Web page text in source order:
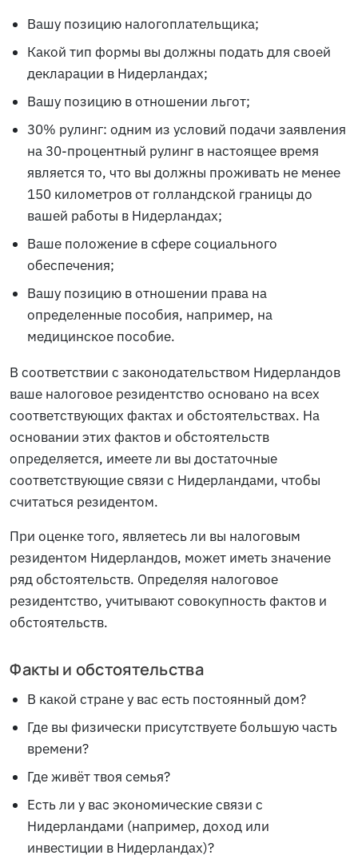
Вашу позицию налогоплательщика;
Какой тип формы вы должны подать для своей
декларации в Нидерландах;
Вашу позицию в отношении льгот;
30% рулинг: одним из условий подачи заявления
на 30-процентный рулинг в настоящее время
является то, что вы должны проживать не менее
150 километров от голландской границы до
вашей работы в Нидерландах;
Ваше положение в сфере социального
обеспечения;
Вашу позицию в отношении права на
определенные пособия, например, на
медицинское пособие.
В соответствии с законодательством Нидерландов
ваше налоговое резидентство основано на всех
соответствующих фактах и обстоятельствах. На
основании этих фактов и обстоятельств
определяется, имеете ли вы достаточные
соответствующие связи с Нидерландами, чтобы
считаться резидентом.
При оценке того, являетесь ли вы налоговым
резидентом Нидерландов, может иметь значение
ряд обстоятельств. Определяя налоговое
резидентство, учитывают совокупность фактов и
обстоятельств.
Факты и обстоятельства
В какой стране у вас есть постоянный дом?
Где вы физически присутствуете большую часть
времени?
Где живёт твоя семья?
Есть ли у вас экономические связи с
Нидерландами (например, доход или
инвестиции в Нидерландах)?